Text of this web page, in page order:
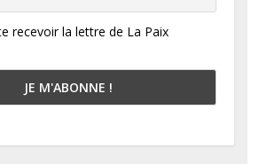
recevoir la lettre de La Paix